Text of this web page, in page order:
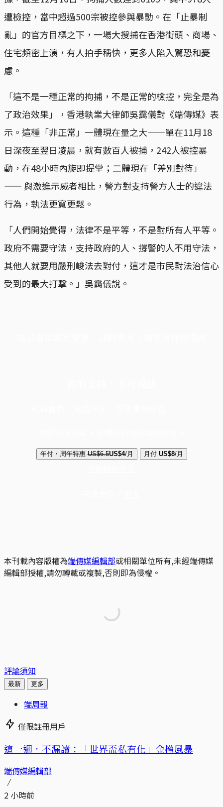
遭檢控，當中超過500宗被控參與暴動。在「止暴制
亂」的官方目標之下，一場大搜捕在香港街頭、商場、
住宅頻密上演，有人拍手稱快，更多人陷入驚恐和憂
慮。
「這不是一種正常的拘捕，不是正常的檢控，完全是為
了政治效果」，香港執業大律師吳靄儀對《端傳媒》表
示。這種「非正常」一體現在量之大——單在11月18
日深夜至翌日凌晨，就有數百人被捕，242人被控暴
動，在48小時內旋即提堂；二體現在「差別對待」
—— 與激進示威者相比，警方對支持警方人士的違法
行為，執法更寬更鬆。
「人們開始覺得，法律不是平等，不是對所有人平等。
政府不需要守法，支持政府的人、撐警的人不用守法，
其他人就要用嚴刑峻法去對付，這才是市民對法治信心
受到的最大打擊。」吳靄儀說。
年付・周年特惠 US$6.5US$4/月 月付 US$8/月
本刊載內容版權為端傳媒編輯部或相關單位所有,未經端傳媒
編輯部授權,請勿轉載或複製,否則即為侵權。
評論須知
最新 更多
端周報
僅限註冊用戶
這一週，不漏讀：「世界盃私有化」金權風暴
端傳媒編輯部
2 小時前